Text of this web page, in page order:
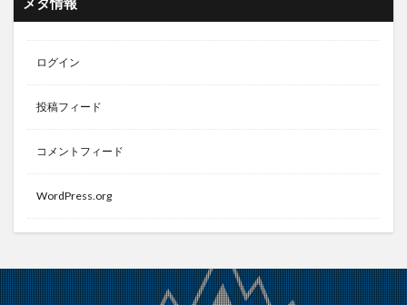
ログイン
投稿フィード
コメントフィード
WordPress.org